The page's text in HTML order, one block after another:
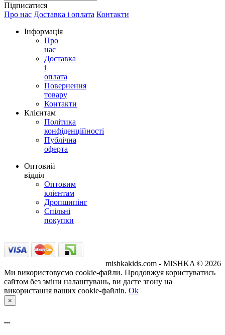
Підписатися
Про нас Доставка і оплата Контакти
Інформація
Про
нас
Доставка
і
оплата
Повернення
товару
Контакти
Клієнтам
Політика
конфіденційності
Публічна
оферта
Оптовий
відділ
Оптовим
клієнтам
Дропшипінг
Спільні
покупки
mishkakids.com - MISHKA © 2026
Ми використовуємо cookie-файли. Продовжуя користуватись
сайтом без зміни налаштувань, ви даєте згону на
використання ваших cookie-файлів. Ok
×
...